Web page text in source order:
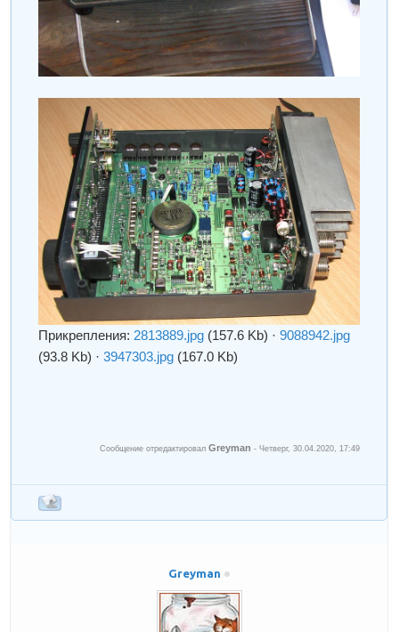
Прикрепления: 2813889.jpg (157.6 Kb) ·9088942.jpg
(93.8 Kb) ·3947303.jpg (167.0 Kb)
Сообщение отредактировалGreyman -Четверг, 30.04.2020, 17:49
Greyman